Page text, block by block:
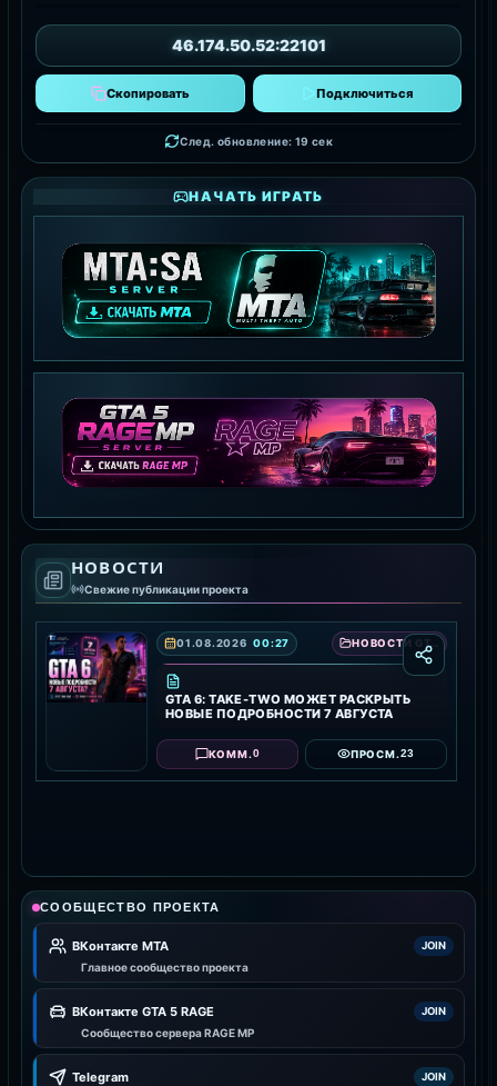
46.174.50.52:22101
Скопировать Подключиться
След. обновление: 17 сек
НАЧАТЬ ИГРАТЬ
MTA:SA SERVER
СКАЧАТЬ MTA
GTA 5 RAGE MP
СКАЧАТЬ RAGE MP
НОВОСТИ
Свежие публикации проекта
01.08.2026 00:27 НОВОСТИ GTA 6 — ДАТА ВЫХОДА, ТРЕЙЛЕРЫ И ПОДРОБНОСТИ ИГРЫ
GTA 6: TAKE-TWO МОЖЕТ РАСКРЫТЬ
НОВЫЕ ПОДРОБНОСТИ 7 АВГУСТА
КОММ.0 ПРОСМ.23
СООБЩЕСТВО ПРОЕКТА
ВКонтакте MTA JOIN
Главное сообщество проекта
ВКонтакте GTA 5 RAGE JOIN
Сообщество сервера RAGE MP
Telegram JOIN